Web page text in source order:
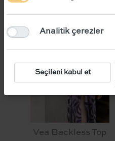
Vea Backless Top
Analitik çerezler
Seçileni kabul et